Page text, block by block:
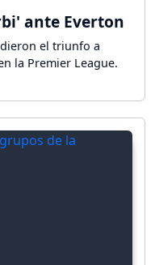
ante Everton
el triunfo a
la Premier League.